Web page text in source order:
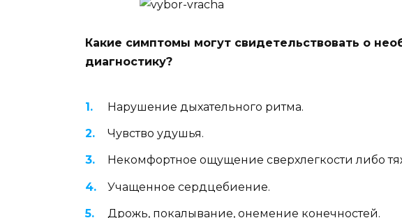
Какие симптомы могут свидетельствовать о
диагностику?
Нарушение дыхательного ритма.
Чувство удушья.
Некомфортное ощущение сверхлегкости либо
Учащенное сердцебиение.
Дрожь, покалывание, онемение конечностей.